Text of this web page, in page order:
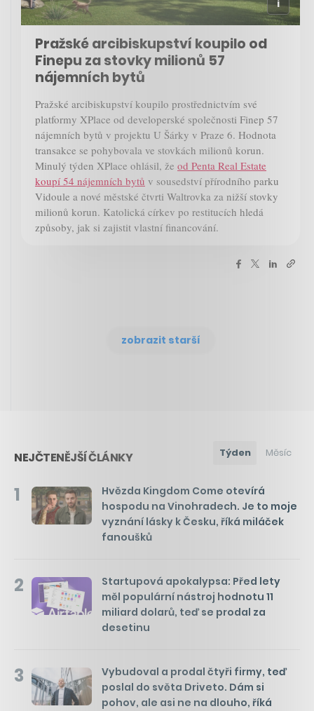
Pražské arcibiskupství koupilo od
Finepu za stovky milionů 57
nájemních bytů
Pražské arcibiskupství koupilo prostřednictvím své
platformy XPlace od developerské společnosti Finep 57
nájemních bytů v projektu U Šárky v Praze 6. Hodnota
transakce se pohybovala ve stovkách milionů korun.
Minulý týden XPlace ohlásil, že od Penta Real Estate
koupí 54 nájemních bytů v sousedství přírodního parku
Vidoule a nové městské čtvrti Waltrovka za nižší stovky
milionů korun. Katolická církev po restitucích hledá
způsoby, jak si zajistit vlastní financování.
zobrazit starší
NEJČTENĚJŠÍ ČLÁNKY Týden Měsíc
1
Hvězda Kingdom Come otevírá
hospodu na Vinohradech. Je to moje
vyznání lásky k Česku, říká miláček
fanoušků
2
Startupová apokalypsa: Před lety
měl populární nástroj hodnotu 11
miliard dolarů, teď se prodal za
desetinu
3
Vybudoval a prodal čtyři firmy, teď
poslal do světa Driveto. Dám si
pohov, ale asi ne na dlouho, říká